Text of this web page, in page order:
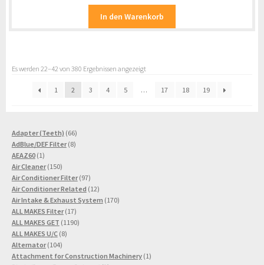
In den Warenkorb
Es werden 22–42 von 380 Ergebnissen angezeigt
1 2 3 4 5 … 17 18 19
Adapter (Teeth) 6666
Produkte
AdBlue/DEF Filter 88
AEAZ60 11
Produkt
Air Cleaner 150150
Produkte
Air Conditioner Filter 9797
Produkte
Air Conditioner Related 1212
Produkte
Air Intake & Exhaust System 170170
ALL MAKES Filter 1717
Produkte
ALL MAKES GET 11901190
ALL MAKES U/C 88
Alternator 104104
Produkte
Attachment for Construction Machinery 11